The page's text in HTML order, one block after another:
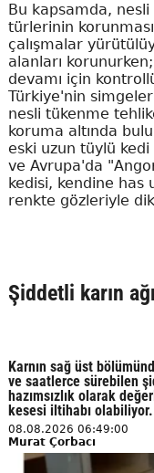
Bu kapsamda,
türlerinin
çalışmalar
alanları
devamı için
Türkiye'nin
nesli tükenme
koruma altında
eski uzun tüylü kedi
ve Avrupa'da
kedisi, kendine has
renkte gözleriyle
Şiddetli karın
Karnın sağ üst
ve saatlerce sürebilen
hazımsızlık olarak
kesesi iltihabı olabiliyor.
08.08.2026 06:49:00
Murat Çorbacı